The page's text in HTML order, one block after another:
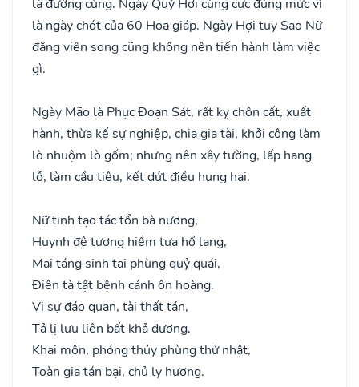
là đường cùng. Ngày Quý Hợi cùng cực đúng mức vì
là ngày chót của 60 Hoa giáp. Ngày Hợi tuy Sao Nữ
đăng viên song cũng không nên tiến hành làm việc
gì.
Ngày Mão là Phục Đoạn Sát, rất kỵ chôn cất, xuất
hành, thừa kế sự nghiệp, chia gia tài, khởi công làm
lò nhuộm lò gốm; nhưng nên xây tường, lấp hang
lỗ, làm cầu tiêu, kết dứt điều hung hại.
Nữ tinh tạo tác tổn bà nương,
Huynh đệ tương hiềm tựa hổ lang,
Mai táng sinh tai phùng quỷ quái,
Điên tà tật bệnh cánh ôn hoàng.
Vi sự đáo quan, tài thất tán,
Tả lị lưu liên bất khả đương.
Khai môn, phóng thủy phùng thử nhật,
Toàn gia tán bại, chủ ly hương.